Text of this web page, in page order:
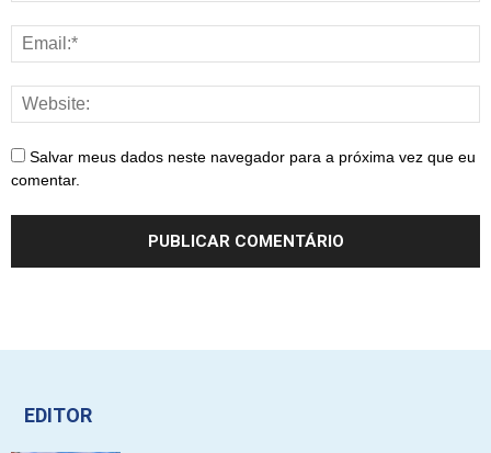
Salvar meus dados neste navegador para a próxima vez que eu
comentar.
EDITOR